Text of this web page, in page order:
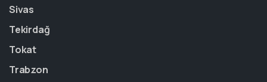
Sivas
Tekirdağ
Tokat
Trabzon